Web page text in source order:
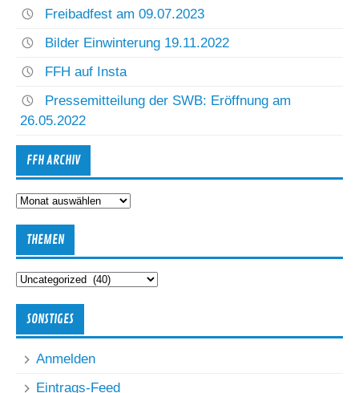
Freibadfest am 09.07.2023
Bilder Einwinterung 19.11.2022
FFH auf Insta
Pressemitteilung der SWB: Eröffnung am
26.05.2022
FFH ARCHIV
FFH
Archiv
THEMEN
Themen
SONSTIGES
Anmelden
Eintrags-Feed